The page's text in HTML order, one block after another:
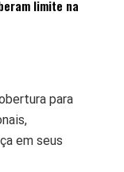
limite na
para
em seus